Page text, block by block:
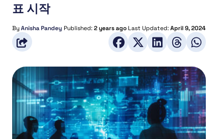
표 시작
ByAnisha Pandey Published:2 years ago Last Updated:April 9, 2024